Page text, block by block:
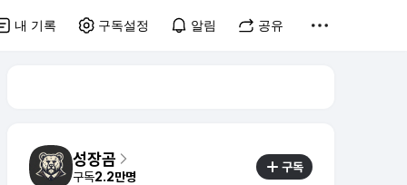
내 기록 구독설정 알림 공유
성장곰
구독2.2만명
구독